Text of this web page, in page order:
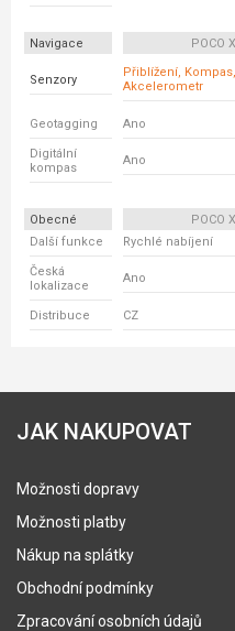
Navigace POCO
Senzory
Přiblížení,
Akcelerometr
Geotagging Ano
Digitální
kompas
Ano
Obecné POCO
Další funkce
Rychlé nabíjení
Česká
lokalizace
Ano
Distribuce CZ
JAK NAKUPOVAT
Možnosti dopravy
Možnosti platby
Nákup na splátky
Obchodní podmínky
Zpracování osobních údajů